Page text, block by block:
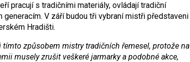
pracují s tradičními materiály, ovládají tradiční
V září budou tři vybraní mistři představeni
Hradišti.
způsobem mistry tradičních řemesel, protože na
musely zrušit veškeré jarmarky a podobné akce,